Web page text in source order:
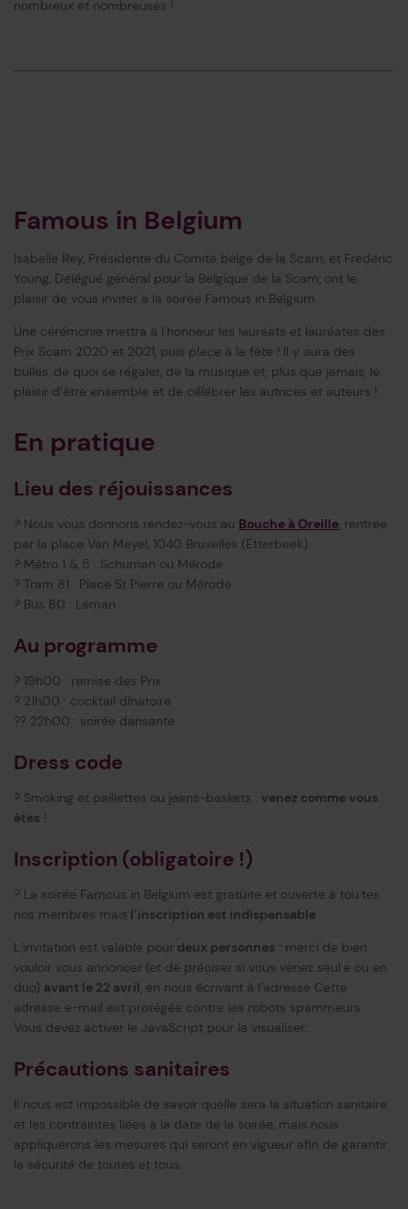
nombreux et nombreuses !
Famous in Belgium
Isabelle Rey, Présidente du Comité belge de la Scam, et Frédéric
Young, Délégué général pour la Belgique de la Scam, ont le
plaisir de vous inviter à la soirée Famous in Belgium.
Une cérémonie mettra à l’honneur les lauréats et lauréates des
Prix Scam 2020 et 2021, puis place à la fête ! Il y aura des
bulles, de quoi se régaler, de la musique et, plus que jamais, le
plaisir d’être ensemble et de célébrer les autrices et auteurs !
En pratique
Lieu des réjouissances
? Nous vous donnons rendez-vous au Bouche à Oreille, rentrée
par la place Van Meyel, 1040 Bruxelles (Etterbeek).
? Métro 1 & 5 : Schuman ou Mérode
? Tram 81 : Place St Pierre ou Mérode
? Bus 80 : Léman
Au programme
? 19h00 : remise des Prix
? 21h00 : cocktail dînatoire
?? 22h00 : soirée dansante
Dress code
? Smoking et paillettes ou jeans-baskets : venez comme vous
êtes !
Inscription (obligatoire !)
? La soirée Famous in Belgium est gratuite et ouverte à tou·tes
nos membres mais l’inscription est indispensable.
L’invitation est valable pour deux personnes : merci de bien
vouloir vous annoncer (et de préciser si vous venez seul·e ou en
duo) avant le 22 avril, en nous écrivant à l’adresse Cette
adresse e-mail est protégée contre les robots spammeurs.
Vous devez activer le JavaScript pour la visualiser..
Précautions sanitaires
Il nous est impossible de savoir quelle sera la situation sanitaire
et les contraintes liées à la date de la soirée, mais nous
appliquerons les mesures qui seront en vigueur afin de garantir
la sécurité de toutes et tous.